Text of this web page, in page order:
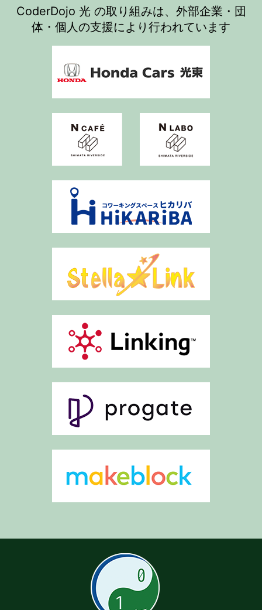
CoderDojo 光 の取り組みは、外部企業・団
体・個人の支援により行われています